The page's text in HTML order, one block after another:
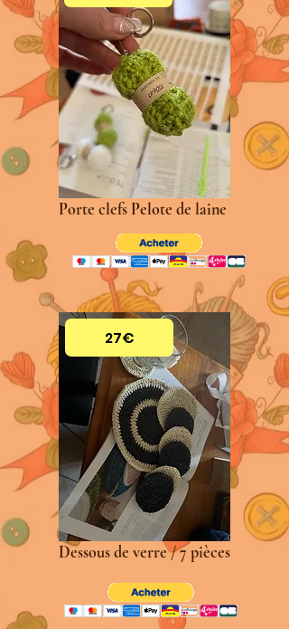
Porte clefs Pelote de laine
27€
Dessous de verre / 7 pièces